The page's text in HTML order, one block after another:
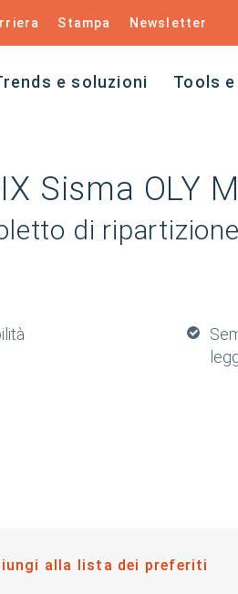
Stampa Newsletter
e soluzioni Tools
Sisma OLY
di
alla lista dei preferiti